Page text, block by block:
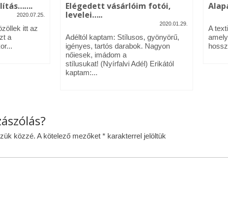
2020.07.25.
itt az
a
Elégedett vásárlóim fotói,
levelei…..
2020.01.29.
Adéltól kaptam: Stílusos, gyönyörű,
igényes, tartós darabok. Nagyon
nőiesek, imádom a
stílusukat! (Nyírfalvi Adél) Erikától
kaptam:...
A
közzé. A kötelező mezőket * karakterrel jelöltük